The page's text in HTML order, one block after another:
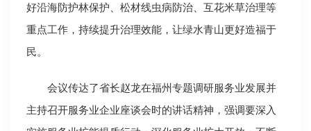
好沿海防护林保护、松材线虫病防治、互花米草治理等
重点工作，持续提升治理效能，让绿水青山更好造福于
民。
会议传达了省长赵龙在福州专题调研服务业发展并
主持召开服务业企业座谈会时的讲话精神，强调要深入